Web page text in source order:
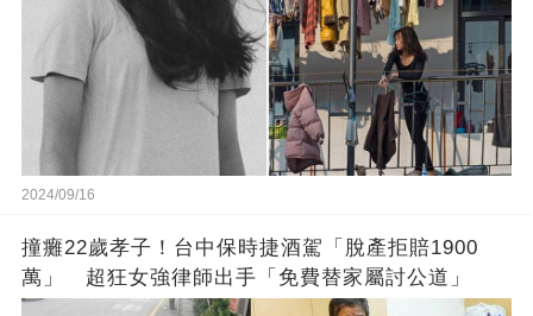
2024/09/16
撞癱22歲孝子！台中保時捷酒駕「脫產拒賠1900
萬」 超狂女強律師出手「免費替家屬討公道」